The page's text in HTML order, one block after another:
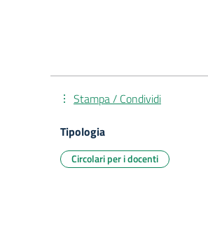
Stampa / Condividi
Tipologia
Circolari per i docenti